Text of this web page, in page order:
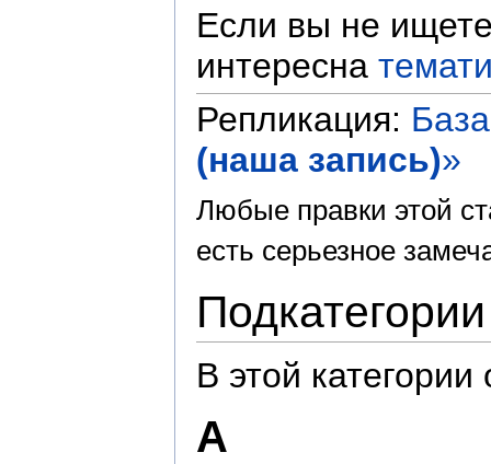
Если вы не
интересна
Репликация:
(наша запись)»
Любые правки этой
есть серьезное
Подкатегории
В этой
A